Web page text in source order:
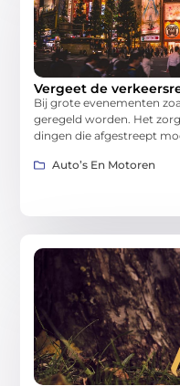
Vergeet de
Bij grote evenementen
geregeld worden. Het
dingen die afgestreept
Auto’s En Motoren